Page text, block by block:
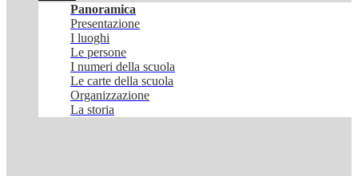
Panoramica
Presentazione
I luoghi
Le persone
I numeri della scuola
Le carte della scuola
Organizzazione
La storia